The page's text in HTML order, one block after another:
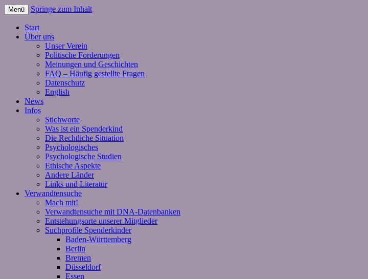
Menü Springe zum Inhalt
Start
Über uns
Unser Verein
Politische Forderungen
Meinungen und Geschichten
FAQ – Häufig gestellte Fragen
Datenschutz
English
News
Infos
Stichworte
Was ist ein Spenderkind
Die Rechtliche Situation
Psychologisches
Psychologische Studien
Ethische Aspekte
Andere Länder
Links und Literatur
Verwandtensuche
Mach mit!
Verwandtensuche mit DNA-Datenbanken
Entstehungsorte unserer Mitglieder
Suchprofile Spenderkinder
Baden-Württemberg
Berlin
Bremen
Düsseldorf
Essen